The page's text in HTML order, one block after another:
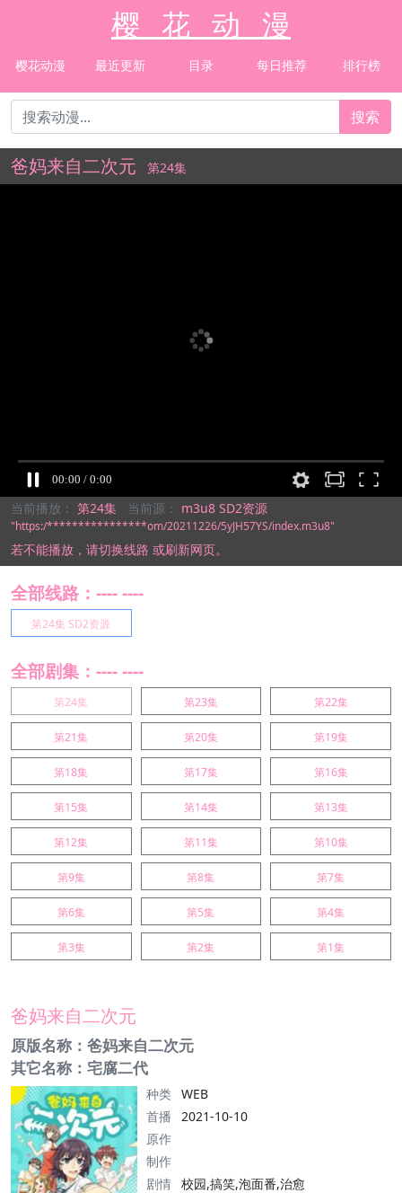
樱 花 动 漫
樱花动漫 最近更新 目录 每日推荐 排行榜
搜索
爸妈来自二次元 第24集
当前播放： 第24集 当前源： m3u8 SD2资源
"https:/****************om/20211226/5yJH57YS/index.m3u8"
若不能播放， 请切换线路 或刷新网页。
全部线路：---- ----
第24集 SD2资源
全部剧集：---- ----
第24集 第23集 第22集
第21集 第20集 第19集
第18集 第17集 第16集
第15集 第14集 第13集
第12集 第11集 第10集
第9集 第8集 第7集
第6集 第5集 第4集
第3集 第2集 第1集
爸妈来自二次元
原版名称：爸妈来自二次元
其它名称：宅腐二代
种类 WEB
首播
2021-10-10
原作
制作
剧情 校园,搞笑,泡面番,治愈